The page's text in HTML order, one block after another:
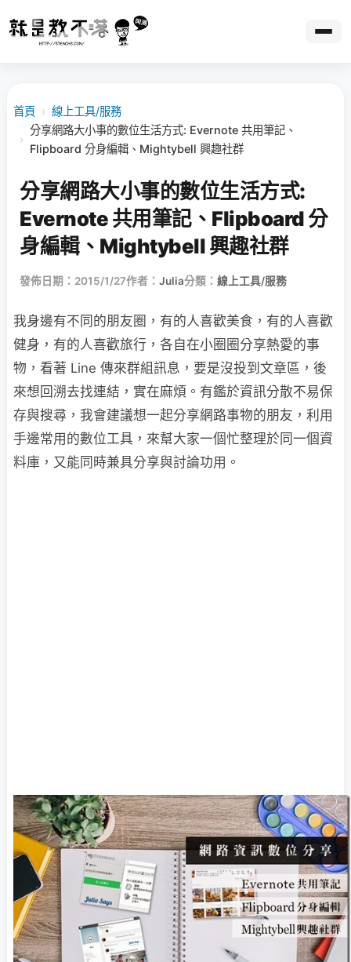
首頁 › 線上工具/服務
›
分享網路大小事的數位生活方式: Evernote 共用筆記、
Flipboard 分身編輯、Mightybell 興趣社群
分享網路大小事的數位生活方式:
Evernote 共用筆記、Flipboard 分
身編輯、Mightybell 興趣社群
發佈日期：2015/1/27作者： Julia分類： 線上工具/服務
我身邊有不同的朋友圈，有的人喜歡美食，有的人喜歡
健身，有的人喜歡旅行，各自在小圈圈分享熱愛的事
物，看著 Line 傳來群組訊息，要是沒投到文章區，後
來想回溯去找連結，實在麻煩。有鑑於資訊分散不易保
存與搜尋，我會建議想一起分享網路事物的朋友，利用
手邊常用的數位工具，來幫大家一個忙整理於同一個資
料庫，又能同時兼具分享與討論功用。